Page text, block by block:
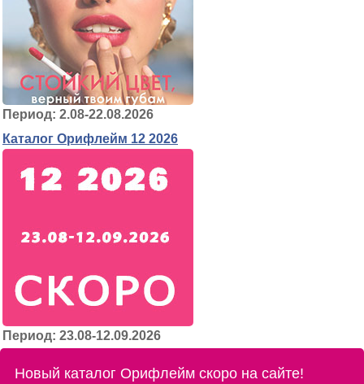
Период: 2.08-22.08.2026
Каталог Орифлейм 12 2026
Период: 23.08-12.09.2026
Новый каталог Орифлейм скоро на сайте!